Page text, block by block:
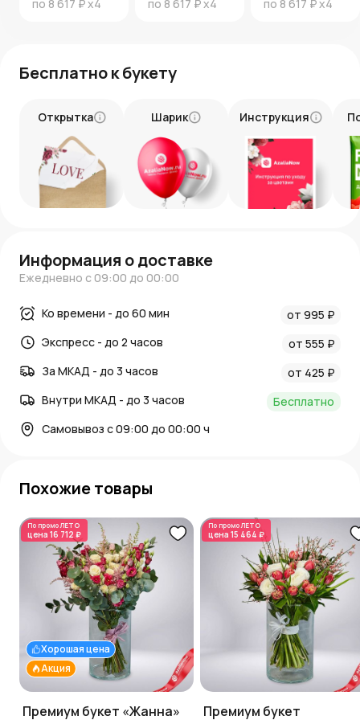
по 8 617 ₽x4 по 8 617 ₽x4 по 8 617 ₽x4
Бесплатно к букету
Открытка Шарик Инструкция
Информация о доставке
Ежедневно с 09:00 до 00:00
Ко времени - до 60 мин
от 995 ₽
Экспресс - до 2 часов
от 555 ₽
За МКАД - до 3 часов
от 425 ₽
Внутри МКАД - до 3 часов
Бесплатно
Самовывоз с 09:00 до 00:00 ч
Похожие товары
По промоЛЕТО
цена 16 712 ₽
Акция
Хорошая цена
Премиум букет «Жанна»
По промоЛЕТО
цена 15 464 ₽
Премиум букет